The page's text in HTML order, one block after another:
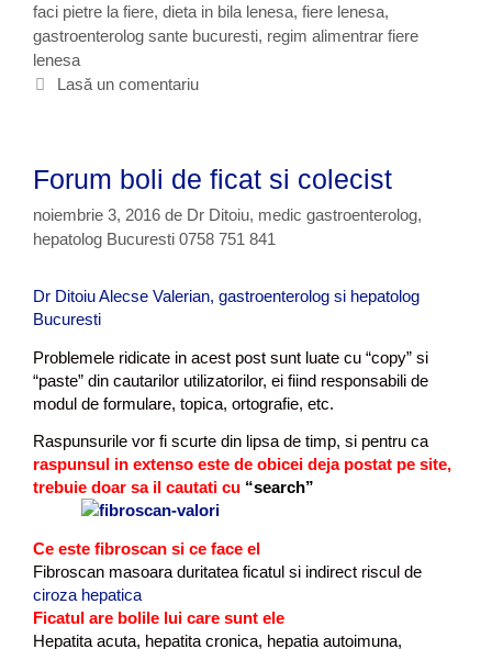
i
m
n
r
e
s
a
g
o
r
i
t
i
c
h
faci pietre la fiere, dieta in bila lenesa, fiere lenesa,
gastroenterolog sante bucuresti, regim alimentrar fiere
lenesa
Lasă un comentariu
Forum boli de ficat si colecist
noiembrie 3, 2016 de Dr Ditoiu, medic gastroenterolog,
hepatolog Bucuresti 0758 751 841
Dr Ditoiu Alecse Valerian, gastroenterolog si hepatolog
Bucuresti
Problemele ridicate in acest post sunt luate cu “copy” si
“paste” din cautarilor utilizatorilor, ei fiind responsabili de
modul de formulare, topica, ortografie, etc.
Raspunsurile vor fi scurte din lipsa de timp, si pentru ca
raspunsul in extenso este de obicei deja postat pe site,
trebuie doar sa il cautati cu “search”
Ce este fibroscan si ce face el
Fibroscan masoara duritatea ficatul si indirect riscul de
ciroza hepatica
Ficatul are bolile lui care sunt ele
Hepatita acuta, hepatita cronica, hepatia autoimuna,